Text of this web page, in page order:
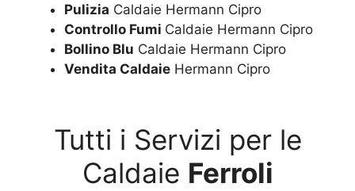
Pulizia Caldaie Hermann Cipro
Controllo Fumi Caldaie Hermann Cipro
Bollino Blu Caldaie Hermann Cipro
Vendita Caldaie Hermann Cipro
Tutti i Servizi per le
Caldaie Ferroli